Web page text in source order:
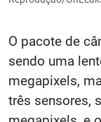
O pacote de
sendo uma
megapixels,
três sensores,